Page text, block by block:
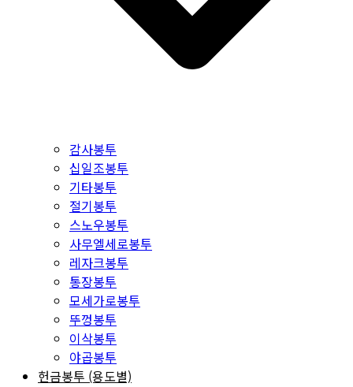
감사봉투
십일조봉투
기타봉투
절기봉투
스노우봉투
사무엘세로봉투
레자크봉투
통장봉투
모세가로봉투
뚜껑봉투
이삭봉투
야곱봉투
헌금봉투 (용도별)